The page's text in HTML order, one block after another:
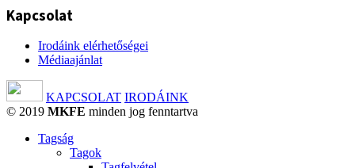
Kapcsolat
Irodáink elérhetőségei
Médiaajánlat
KAPCSOLAT IRODÁINK
© 2019 MKFE minden jog fenntartva
Tagság
Tagok